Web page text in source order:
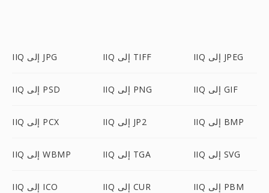
IIQ إلى JPG IIQ إلى TIFF IIQ إلى JPEG
IIQ إلى PSD IIQ إلى PNG IIQ إلى GIF
IIQ إلى PCX IIQ إلى JP2 IIQ إلى BMP
IIQ إلى WBMP IIQ إلى TGA IIQ إلى SVG
IIQ إلى ICO IIQ إلى CUR IIQ إلى PBM